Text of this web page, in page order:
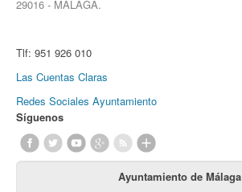
29016 - MÁLAGA.
Tlf: 951 926 010
Las Cuentas Claras
Redes Sociales Ayuntamiento
Síguenos
Ayuntamiento de Málaga